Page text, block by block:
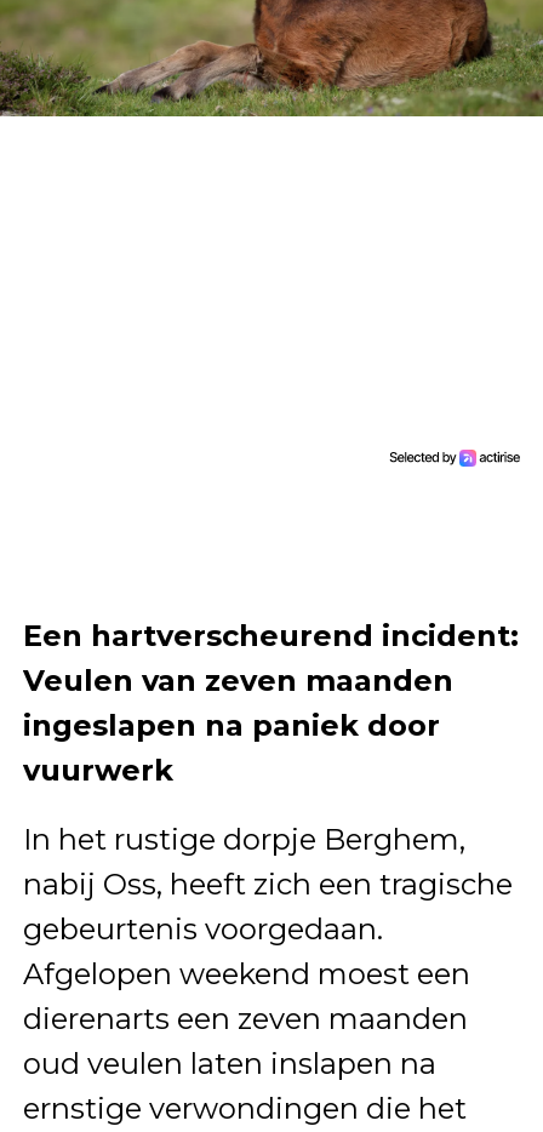
Een hartverscheurend incident:
Veulen van zeven maanden
ingeslapen na paniek door
vuurwerk
In het rustige dorpje Berghem,
nabij Oss, heeft zich een tragische
gebeurtenis voorgedaan.
Afgelopen weekend moest een
dierenarts een zeven maanden
oud veulen laten inslapen na
ernstige verwondingen die het